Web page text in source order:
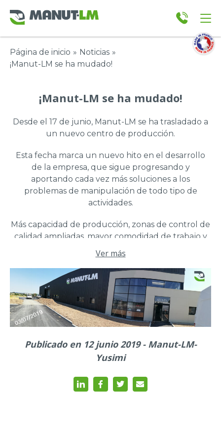
Página de inicio » Noticias »
¡Manut-LM se ha mudado!
¡Manut-LM se ha mudado!
Desde el 17 de junio, Manut-LM se ha trasladado a
un nuevo centro de producción.
Esta fecha marca un nuevo hito en el desarrollo
de la empresa, que sigue progresando y
aportando cada vez más soluciones a los
problemas de manipulación de todo tipo de
actividades.
Más capacidad de producción, zonas de control de
calidad ampliadas, mayor comodidad de trabajo y
una mejor acogida para nuestros clientes.
Ver más
Publicado en 12 junio 2019 - Manut-LM-
Yusimi